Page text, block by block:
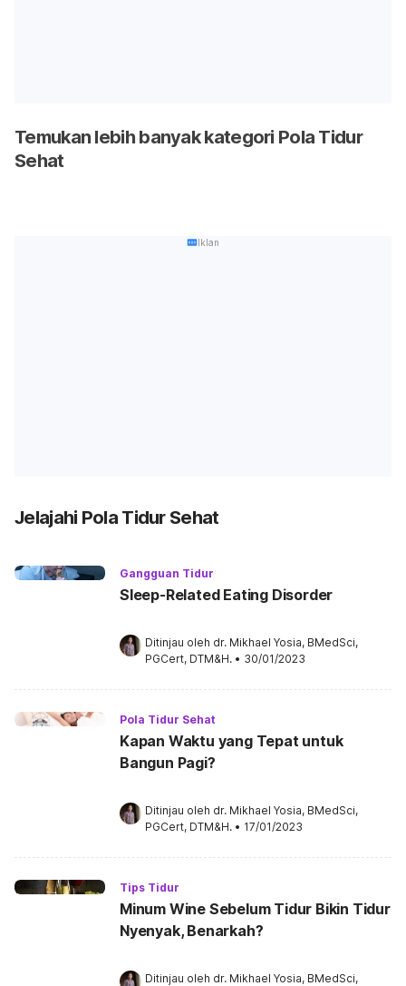
Temukan lebih banyak kategori Pola Tidur
Sehat
Iklan
Jelajahi Pola Tidur Sehat
Gangguan Tidur
Sleep-Related Eating Disorder
Ditinjau oleh dr. Mikhael Yosia, BMedSci,
PGCert, DTM&H. • 30/01/2023
Pola Tidur Sehat
Kapan Waktu yang Tepat untuk
Bangun Pagi?
Ditinjau oleh dr. Mikhael Yosia, BMedSci,
PGCert, DTM&H. • 17/01/2023
Tips Tidur
Minum Wine Sebelum Tidur Bikin Tidur
Nyenyak, Benarkah?
Ditinjau oleh dr. Mikhael Yosia, BMedSci,